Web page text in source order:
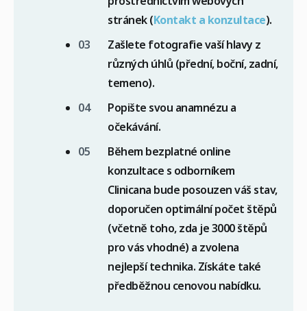
stránek (Kontakt a konzultace).
Zašlete fotografie vaší hlavy z
různých úhlů (přední, boční, zadní,
temeno).
Popište svou anamnézu a
očekávání.
Během bezplatné online
konzultace s odborníkem
Clinicana bude posouzen váš stav,
doporučen optimální počet štěpů
(včetně toho, zda je 3000 štěpů
pro vás vhodné) a zvolena
nejlepší technika. Získáte také
předběžnou cenovou nabídku.